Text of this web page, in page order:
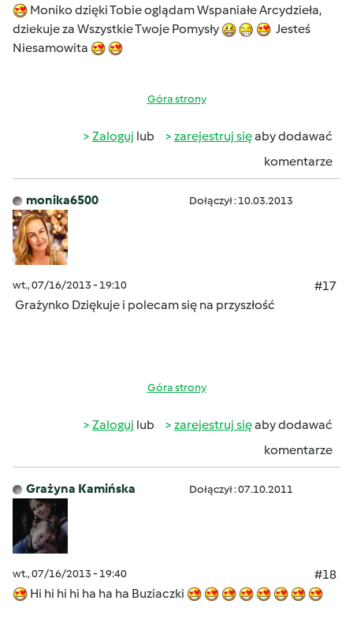
Moniko dzięki Tobie oglądam Wspaniałe Arcydzieła,
dziekuje za Wszystkie Twoje Pomysły
Jesteś
Niesamowita
Góra strony
Zaloguj lub zarejestruj sięaby dodawać
komentarze
monika6500 Dołączył : 10.03.2013
wt., 07/16/2013 - 19:10
#17
Grażynko Dziękuje i polecam się na przyszłość
Góra strony
Zaloguj lub zarejestruj sięaby dodawać
komentarze
Grażyna Kamińska Dołączył : 07.10.2011
wt., 07/16/2013 - 19:40
#18
Hi hi hi hi ha ha ha Buziaczki